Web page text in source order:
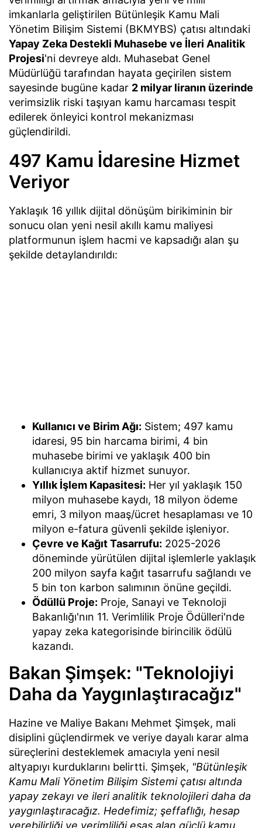
imkanlarla geliştirilen Bütünleşik Kamu Mali
Yönetim Bilişim Sistemi (BKMYBS) çatısı altındaki
Yapay Zeka Destekli Muhasebe ve İleri Analitik
Projesi'ni devreye aldı. Muhasebat Genel
Müdürlüğü tarafından hayata geçirilen sistem
sayesinde bugüne kadar 2 milyar liranın üzerinde
verimsizlik riski taşıyan kamu harcaması tespit
edilerek önleyici kontrol mekanizması
güçlendirildi.
497 Kamu İdaresine Hizmet
Veriyor
Yaklaşık 16 yıllık dijital dönüşüm birikiminin bir
sonucu olan yeni nesil akıllı kamu maliyesi
platformunun işlem hacmi ve kapsadığı alan şu
şekilde detaylandırıldı:
Kullanıcı ve Birim Ağı: Sistem; 497 kamu
idaresi, 95 bin harcama birimi, 4 bin
muhasebe birimi ve yaklaşık 400 bin
kullanıcıya aktif hizmet sunuyor.
Yıllık İşlem Kapasitesi: Her yıl yaklaşık 150
milyon muhasebe kaydı, 18 milyon ödeme
emri, 3 milyon maaş/ücret hesaplaması ve 10
milyon e-fatura güvenli şekilde işleniyor.
Çevre ve Kağıt Tasarrufu: 2025-2026
döneminde yürütülen dijital işlemlerle yaklaşık
200 milyon sayfa kağıt tasarrufu sağlandı ve
5 bin ton karbon salımının önüne geçildi.
Ödüllü Proje: Proje, Sanayi ve Teknoloji
Bakanlığı'nın 11. Verimlilik Proje Ödülleri'nde
yapay zeka kategorisinde birincilik ödülü
kazandı.
Bakan Şimşek: "Teknolojiyi
Daha da Yaygınlaştıracağız"
Hazine ve Maliye Bakanı Mehmet Şimşek, mali
disiplini güçlendirmek ve veriye dayalı karar alma
süreçlerini desteklemek amacıyla yeni nesil
altyapıyı kurduklarını belirtti. Şimşek, "Bütünleşik
Kamu Mali Yönetim Bilişim Sistemi çatısı altında
yapay zekayı ve ileri analitik teknolojileri daha da
yaygınlaştıracağız. Hedefimiz; şeffaflığı, hesap
verebilirliği ve verimliliği esas alan güçlü kamu